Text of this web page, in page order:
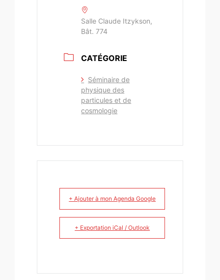
Salle Claude Itzykson,
Bât. 774
CATÉGORIE
Séminaire de
physique des
particules et de
cosmologie
+ Ajouter à mon Agenda Google
+ Exportation iCal / Outlook